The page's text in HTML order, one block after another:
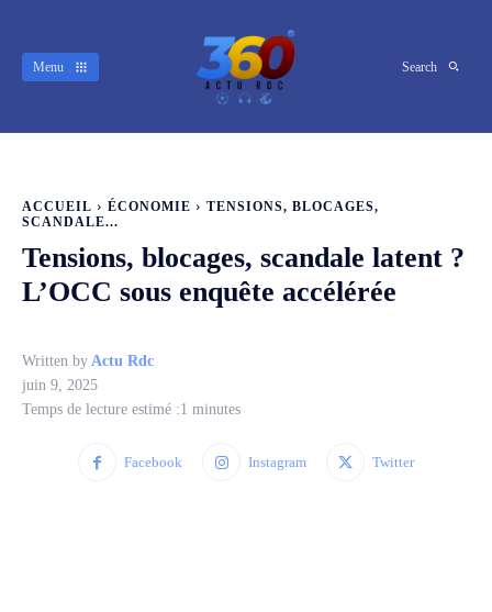
Menu Search
ACCUEIL ÉCONOMIE
TENSIONS, BLOCAGES,
SCANDALE...
Tensions, blocages, scandale latent ?
L’OCC sous enquête accélérée
Written by Actu Rdc
juin 9, 2025
Temps de lecture estimé :1 minutes
Facebook Instagram Twitter